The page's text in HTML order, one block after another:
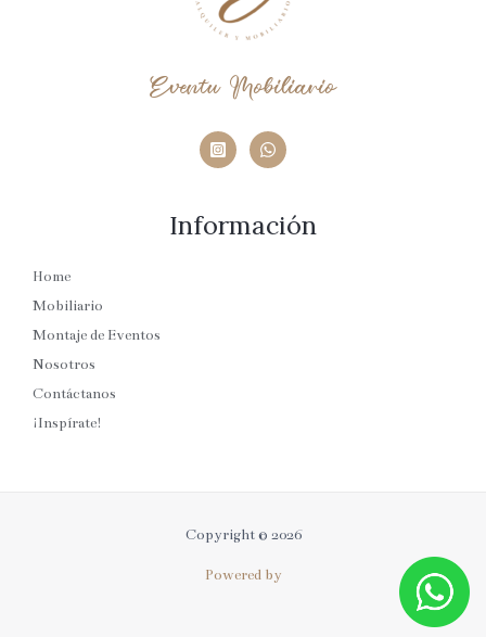
Eventu Mobiliario
Información
Home
Mobiliario
Montaje de Eventos
Nosotros
Contáctanos
¡Inspírate!
Copyright © 2026
Powered by